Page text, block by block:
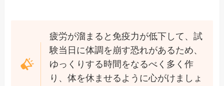
疲労が溜まると免疫力が低下して、試
験当日に体調を崩す恐れがあるため、
ゆっくりする時間をなるべく多く作
り、体を休ませるように心がけましょ